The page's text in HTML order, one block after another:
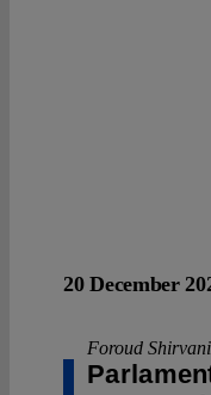
20 December
Foroud Shirvani